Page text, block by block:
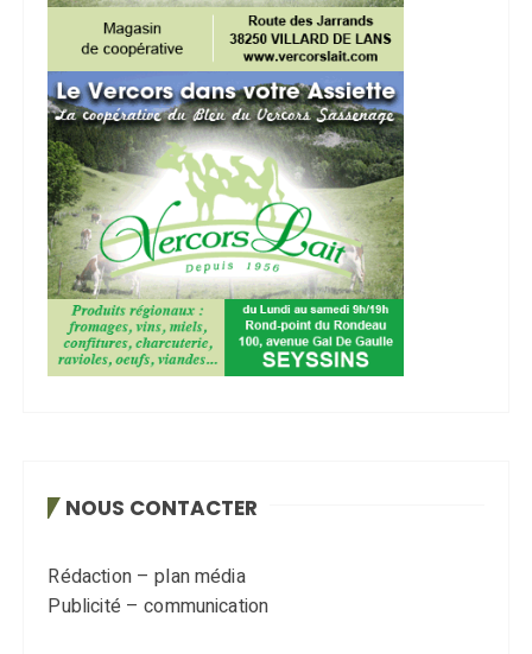
NOUS CONTACTER
Rédaction – plan média
Publicité – communication